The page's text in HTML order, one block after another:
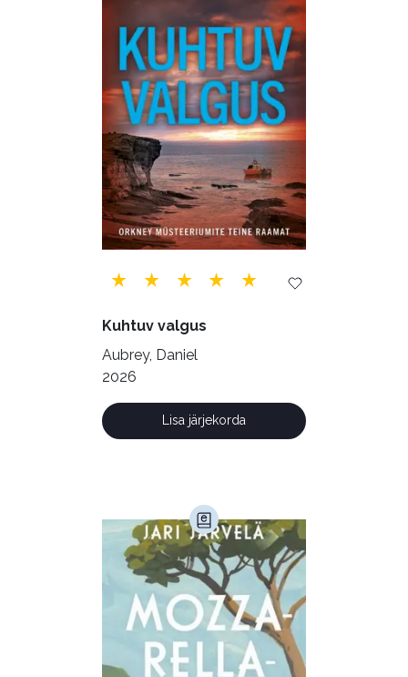
Kuhtuv valgus
Aubrey, Daniel
2026
Lisa järjekorda